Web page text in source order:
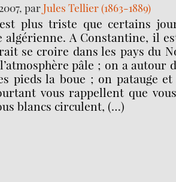
parJules Tellier (1863-1889)
plus triste que certains
algérienne. A Constantine, il
se croire dans les pays du
pâle ; on a autour
pieds la boue ; on patauge
vous rappellent que
blancs circulent, (…)